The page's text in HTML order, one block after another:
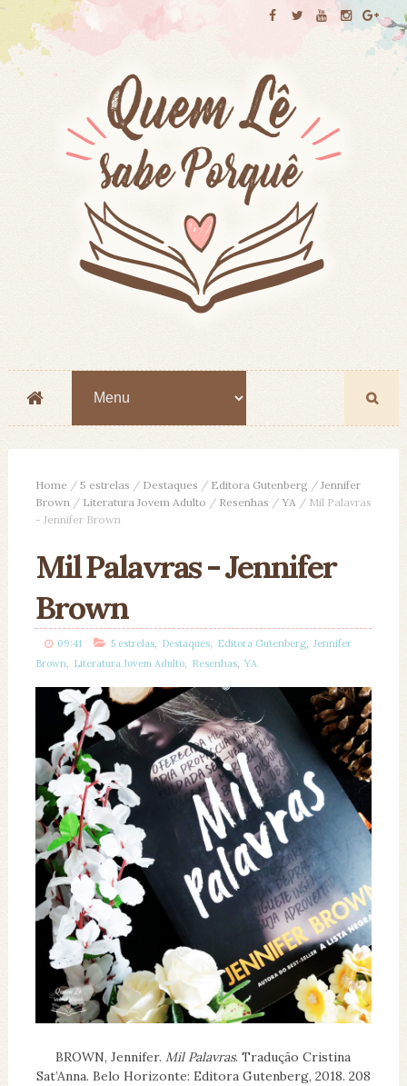
Home / 5 estrelas / Destaques / Editora Gutenberg / Jennifer
Brown / Literatura Jovem Adulto / Resenhas / YA / Mil Palavras
- Jennifer Brown
Mil Palavras - Jennifer
Brown
09:41 5 estrelas, Destaques, Editora Gutenberg, Jennifer
Brown, Literatura Jovem Adulto, Resenhas, YA
BROWN, Jennifer.Mil Palavras. Tradução Cristina
Sat’Anna. Belo Horizonte: Editora Gutenberg, 2018. 208